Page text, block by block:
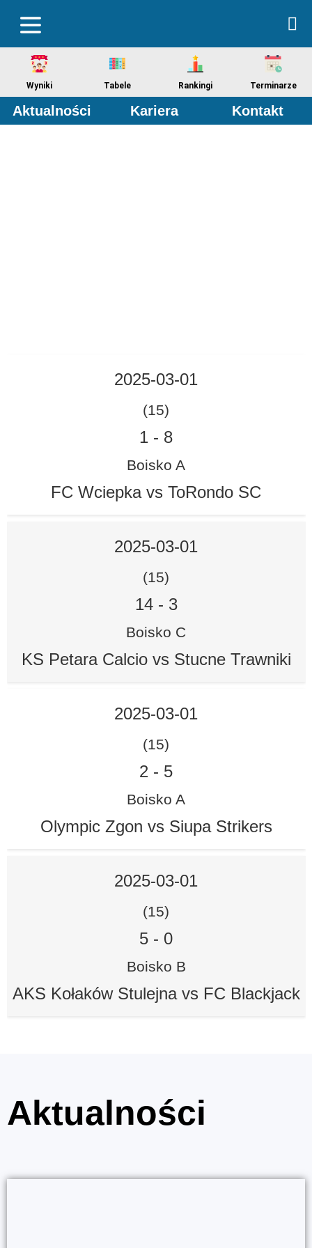
Wyniki Tabele Rankingi Terminarze
Aktualności Kariera Kontakt
2025-03-01
(15)
1 - 8
Boisko A
FC Wciepka vs ToRondo SC
2025-03-01
(15)
14- 3
Boisko C
KS Petara Calcio vs Stucne Trawniki
2025-03-01
(15)
2 - 5
Boisko A
Olympic Zgon vs Siupa Strikers
2025-03-01
(15)
5 - 0
Boisko B
AKS Kołaków Stulejna vs FC Blackjack
Aktualności